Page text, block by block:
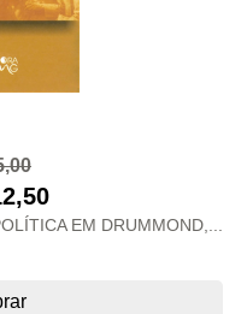
EM DRUMMOND,...